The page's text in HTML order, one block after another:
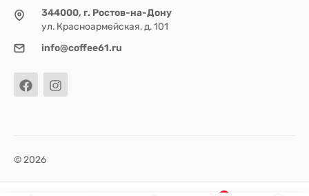
344000, г. Ростов-на-Дону
ул. Красноармейская, д. 101
info@coffee61.ru
© 2026